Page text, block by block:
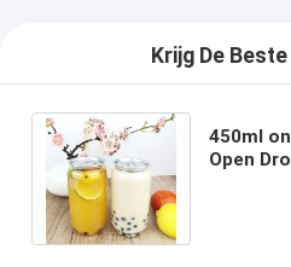
Krijg De
450ml
Open